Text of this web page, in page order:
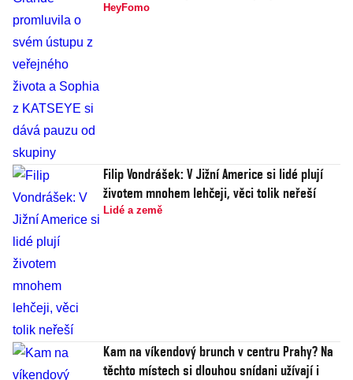
HeyFomo
Filip Vondrášek: V Jižní Americe si lidé plují
životem mnohem lehčeji, věci tolik neřeší
Lidé a země
Kam na víkendový brunch v centru Prahy? Na
těchto místech si dlouhou snídani užívají i